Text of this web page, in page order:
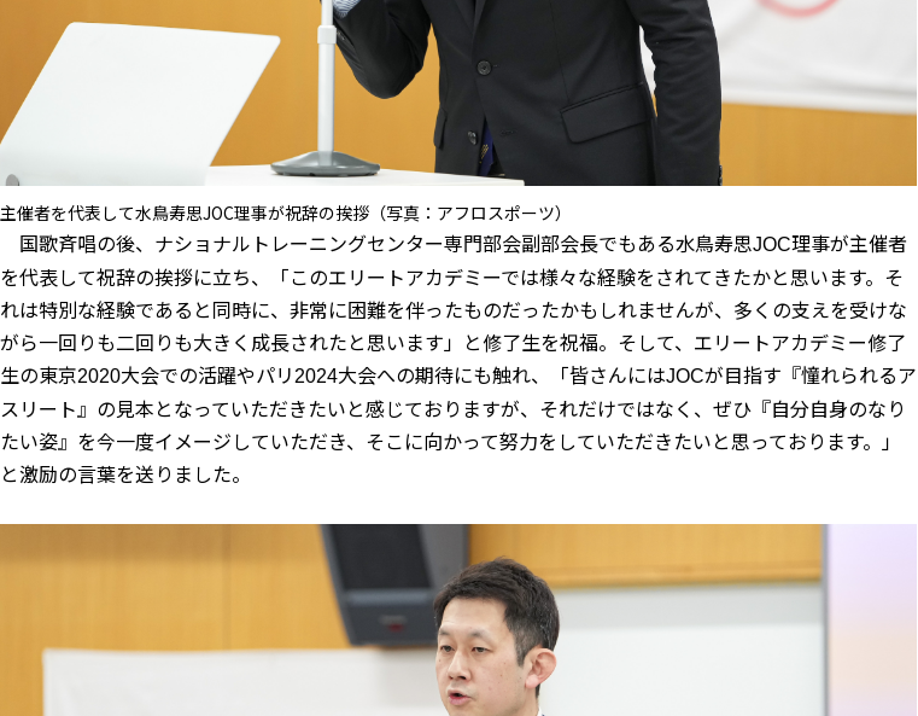
主催者を代表して⽔⿃寿思JOC理事が祝辞の挨拶（写真：アフロスポーツ）
国歌斉唱の後、ナショナルトレーニングセンター専門部会副部会長でもある⽔⿃寿思JOC理事が主催者
を代表して祝辞の挨拶に立ち、「このエリートアカデミーでは様々な経験をされてきたかと思います。そ
れは特別な経験であると同時に、非常に困難を伴ったものだったかもしれませんが、多くの支えを受けな
がら一回りも二回りも大きく成長されたと思います」と修了生を祝福。そして、エリートアカデミー修了
生の東京2020大会での活躍やパリ 2024大会への期待にも触れ、「皆さんにはJOCが目指す『憧れられるア
スリート』の見本となっていただきたいと感じておりますが、それだけではなく、ぜひ『自分自身のなり
たい姿』を今一度イメージしていただき、そこに向かって努力をしていただきたいと思っております。」
と激励の言葉を送りました。